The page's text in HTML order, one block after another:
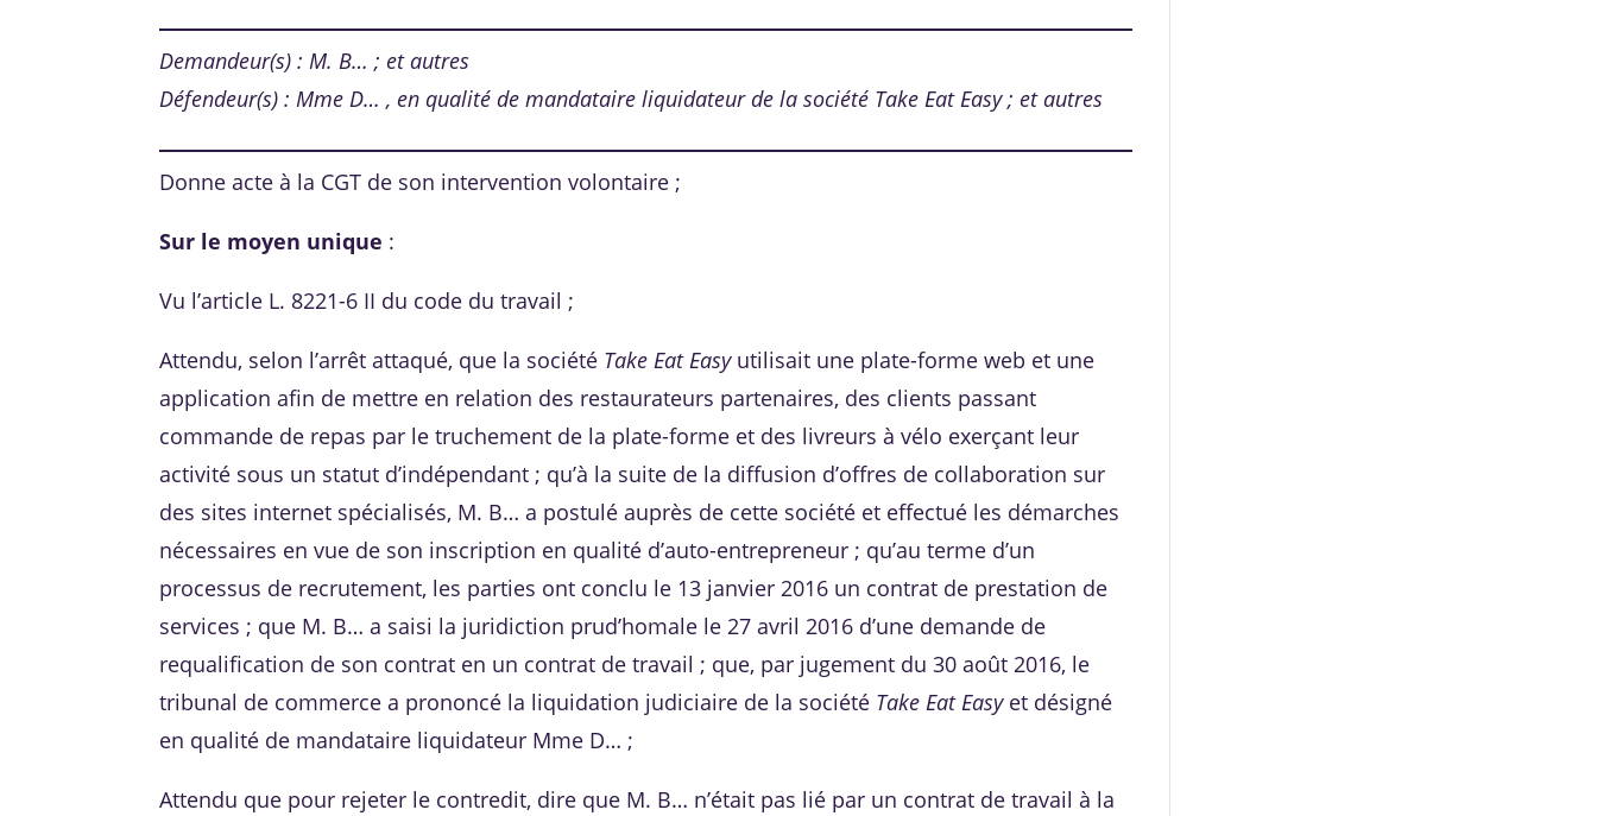
Demandeur(s) : M. B… ; et autres
Défendeur(s) : Mme D… , en qualité de mandataire liquidateur de la société Take Eat Easy ; et autres
Donne acte à la CGT de son intervention volontaire ;
Sur le moyen unique :
Vu l’article L. 8221-6 II du code du travail ;
Attendu, selon l’arrêt attaqué, que la société Take Eat Easyutilisait une plate-forme web et une
application afin de mettre en relation des restaurateurs partenaires, des clients passant
commande de repas par le truchement de la plate-forme et des livreurs à vélo exerçant leur
activité sous un statut d’indépendant ; qu’à la suite de la diffusion d’offres de collaboration sur
des sites internet spécialisés, M. B… a postulé auprès de cette société et effectué les démarches
nécessaires en vue de son inscription en qualité d’auto-entrepreneur ; qu’au terme d’un
processus de recrutement, les parties ont conclu le 13 janvier 2016 un contrat de prestation de
services ; que M. B… a saisi la juridiction prud’homale le 27 avril 2016 d’une demande de
requalification de son contrat en un contrat de travail ; que, par jugement du 30 août 2016, le
tribunal de commerce a prononcé la liquidation judiciaire de la société Take Eat Easyet désigné
en qualité de mandataire liquidateur Mme D… ;
Attendu que pour rejeter le contredit, dire que M. B… n’était pas lié par un contrat de travail à la